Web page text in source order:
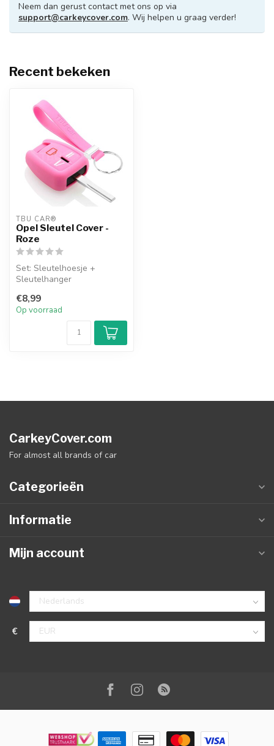
Neem dan gerust contact met ons op via
support@carkeycover.com. Wij helpen u graag verder!
Recent bekeken
TBU CAR®
Opel Sleutel Cover -
Roze
Set: Sleutelhoesje +
Sleutelhanger
€8,99
Op voorraad
CarkeyCover.com
For almost all brands of car
Categorieën
Informatie
Mijn account
€